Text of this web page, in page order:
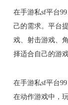
在手游私sf平台
己的需求。平台
戏、射击游戏、
择适合自己的游
在手游私sf平台
在动作游戏中，